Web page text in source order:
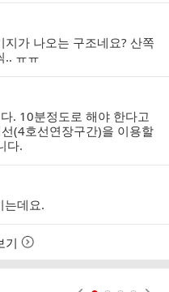
가 나오는 구조네요? 산쪽
.. ㅠㅠ
. 10분정도로 해야 한다고
(4호선연장구간)을 이용할
다.
는데요.
기